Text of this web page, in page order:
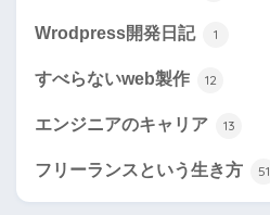
Wrodpress開発日記 1
すべらないweb製作 12
エンジニアのキャリア 13
フリーランスという生き方 51